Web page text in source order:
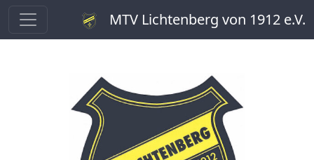
MTV Lichtenberg von 1912 e.V.